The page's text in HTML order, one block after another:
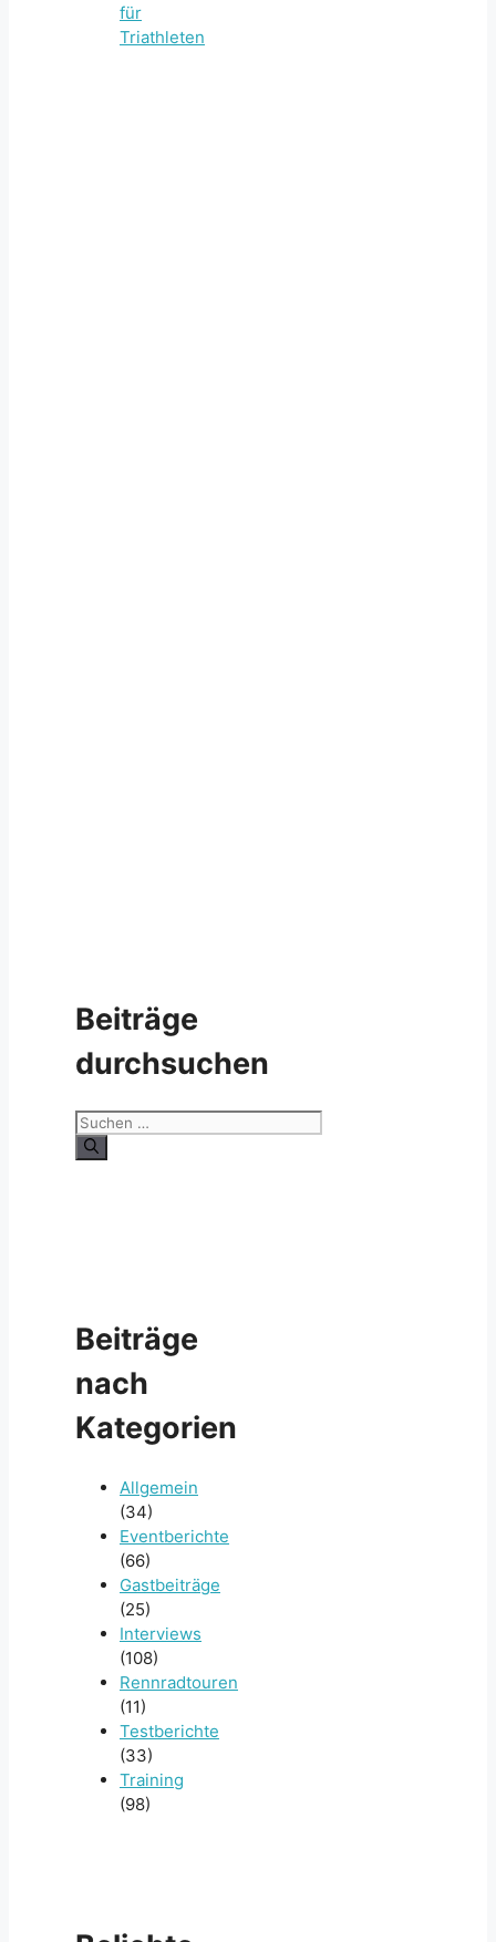
für
Triathleten
Beiträge
durchsuchen
Suche
nach:
Beiträge
nach
Kategorien
Allgemein
(34)
Eventberichte
(66)
Gastbeiträge
(25)
Interviews
(108)
Rennradtouren
(11)
Testberichte
(33)
Training
(98)